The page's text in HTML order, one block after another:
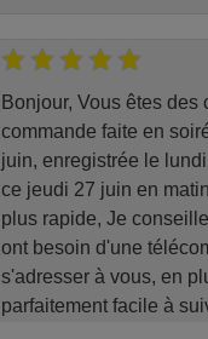
Bonjour, Vous êtes des
commande faite en
juin, enregistrée le
ce jeudi 27 juin en
plus rapide, Je
ont besoin d'une
s'adresser à vous, en
parfaitement facile à